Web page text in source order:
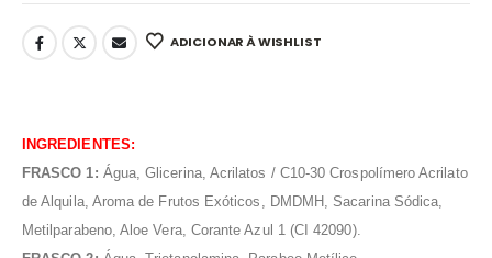
ADICIONAR À WISHLIST
INGREDIENTES:
FRASCO 1: Água, Glicerina, Acrilatos / C10-30 Crospolímero Acrilato
de Alquila, Aroma de Frutos Exóticos, DMDMH, Sacarina Sódica,
Metilparabeno, Aloe Vera, Corante Azul 1 (CI 42090).